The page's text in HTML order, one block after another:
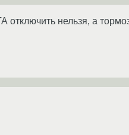
отключить нельзя, а